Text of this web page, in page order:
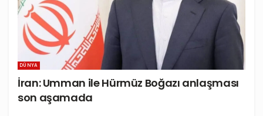
DÜNYA
İran: Umman ile Hürmüz Boğazı anlaşması
son aşamada